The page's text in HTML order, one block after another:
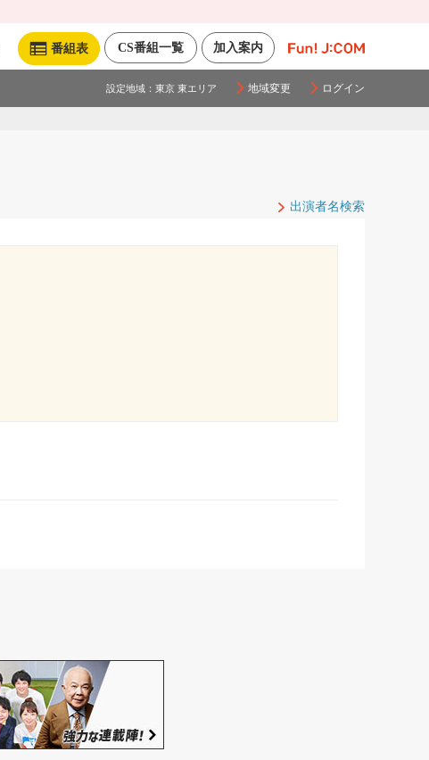
加入案内
CS番組一覧
番組表
設定地域： 東京 東エリア 地域変更 ログイン
出演者名検索